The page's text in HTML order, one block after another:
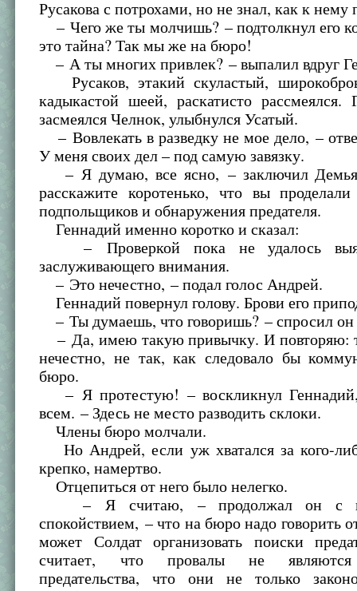
Русакова с потрохами, но не знал, как к нему
– Чего же ты молчишь? – подтолкнул его
это тайна? Так мы же на бюро!
– А ты многих привлек? – выпалил вдруг
Русаков, этакий скуластый,
кадыкастой шеей, раскатисто рассмеялся.
засмеялся Челнок, улыбнулся Усатый.
– Вовлекать в разведку не мое дело, –
У меня своих дел – под самую завязку.
– Я думаю, все ясно, – заключил
расскажите коротенько, что вы
подпольщиков и обнаружения предателя.
Геннадий именно коротко и сказал:
– Проверкой пока не удалось
заслуживающего внимания.
– Это нечестно, – подал голос Андрей.
Геннадий повернул голову. Брови его
– Ты думаешь, что говоришь? – спросил
– Да, имею такую привычку. И повторяю:
нечестно, не так, как следовало бы
бюро.
– Я протестую! – воскликнул Геннадий,
всем. – Здесь не место разводить склоки.
Члены бюро молчали.
Но Андрей, если уж хватался за кого-
крепко, намертво.
Отцепиться от него было нелегко.
– Я считаю, – продолжал он с
спокойствием, – что на бюро надо говорить
может Солдат организовать поиски
считает, что провалы не являются
предательства, что они не только